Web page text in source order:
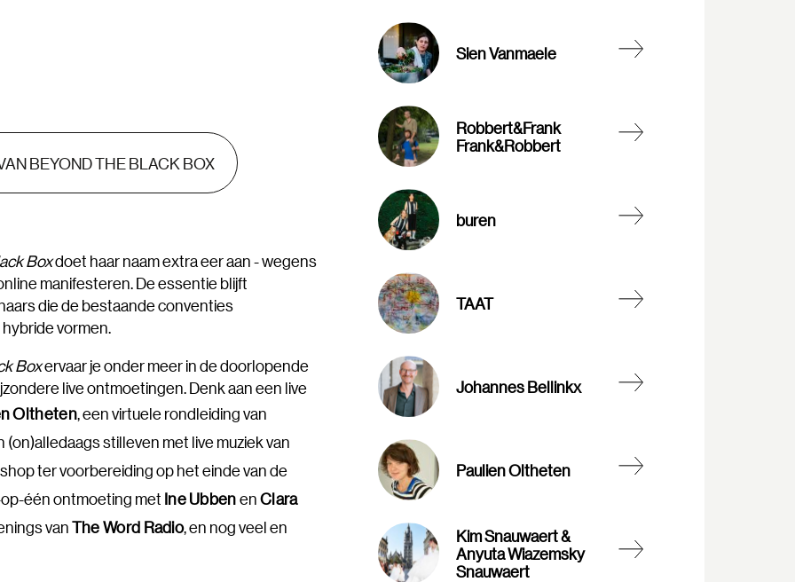
BEYOND THE BLACK BOX
Boxdoet haar naam extra eer aan - wegens
manifesteren. De essentie blijft
die de bestaande conventies
vormen.
Boxervaar je onder meer in de doorlopende
live ontmoetingen. Denk aan een live
Oltheten, een virtuele rondleiding van
(on)alledaags stilleven met live muziek van
ter voorbereiding op het einde van de
één ontmoeting met Ine UbbenenClara
vanThe Word Radio, en nog veel en
Sien Vanmaele
Robbert&Frank
Frank&Robbert
buren
TAAT
Johannes Bellinkx
Paulien Oltheten
Kim Snauwaert &
Anyuta Wiazemsky
Snauwaert